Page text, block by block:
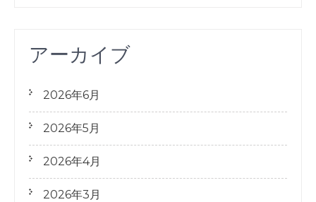
アーカイブ
2026年6月
2026年5月
2026年4月
2026年3月